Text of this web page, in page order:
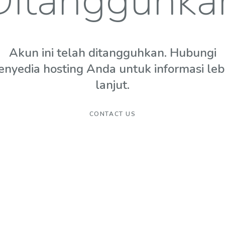
Akun ini telah ditangguhkan. Hubungi
hosting Anda untuk informasi
lanjut.
CONTACT US